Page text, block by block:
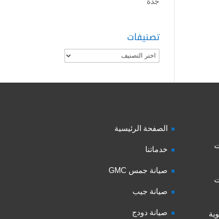
تصنيفات
تصنيفات
الصفحة الرئيسية
خدماتنا
صيانة جمس GMC
صيانة جيب
صيانة دودج